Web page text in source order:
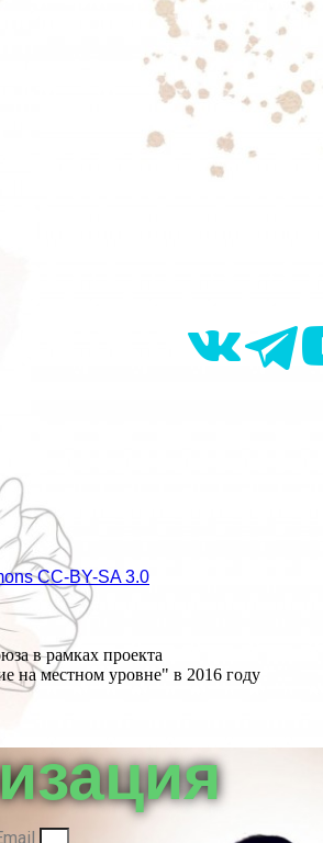
СС-BY-SA 3.0
в рамках проекта
на местном уровне" в 2016 году